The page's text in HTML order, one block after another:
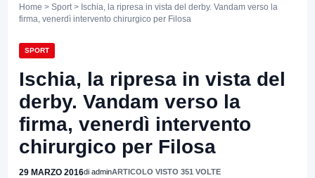
Home > Sport > Ischia, la ripresa in vista del derby. Vandam verso la
firma, venerdì intervento chirurgico per Filosa
SPORT
Ischia, la ripresa in vista del
derby. Vandam verso la
firma, venerdì intervento
chirurgico per Filosa
29 MARZO 2016di adminARTICOLO VISTO 351 VOLTE